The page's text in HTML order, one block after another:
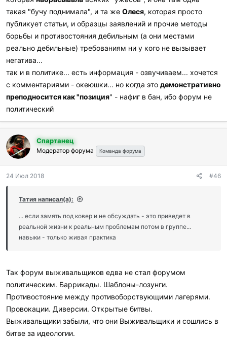
такая "бучу поднимала", и та же Олеся, которая просто
публикует статьи, и образцы заявлений и прочие методы
борьбы и противостояния дебильным (а они местами
реально дебильные) требованиям ни у кого не вызывает
негатива...
так и в политике... есть информация - озвучиваем... хочется
с комментариями - океюшки... но когда это демонстративно
преподносится как "позиция" - нафиг в бан, ибо форум не
политический
Спартанец
Модератор форума Команда форума
24 Июл 2018 #46
Татия написал(а):
... если замять под ковер и не обсуждать - это приведет в
реальной жизни к реальным проблемам потом в группе...
навыки - только живая практика
Так форум выживальщиков едва не стал форумом
политическим. Баррикады. Шаблоны-лозунги.
Противостояние между противоборствующими лагерями.
Провокации. Диверсии. Открытые битвы.
Выживальщики забыли, что они Выживальщики и сошлись в
битве за идеологии.